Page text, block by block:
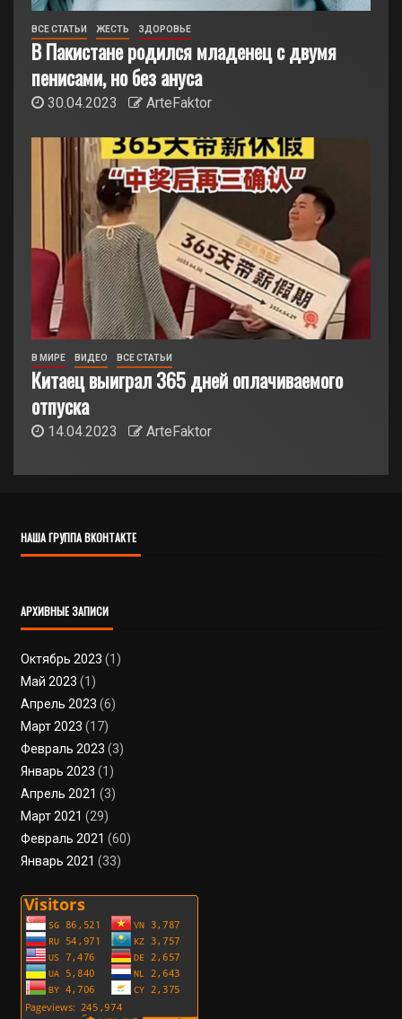
ВСЕ СТАТЬИ ЖЕСТЬ ЗДОРОВЬЕ
В Пакистане родился младенец с двумя
пенисами, но без ануса
30.04.2023 ArteFaktor
В МИРЕ ВИДЕО ВСЕ СТАТЬИ
Китаец выиграл 365 дней оплачиваемого
отпуска
14.04.2023 ArteFaktor
НАША ГРУППА ВКОНТАКТЕ
АРХИВНЫЕ ЗАПИСИ
Октябрь 2023 (1)
Май 2023 (1)
Апрель 2023 (6)
Март 2023 (17)
Февраль 2023 (3)
Январь 2023 (1)
Апрель 2021 (3)
Март 2021 (29)
Февраль 2021 (60)
Январь 2021 (33)